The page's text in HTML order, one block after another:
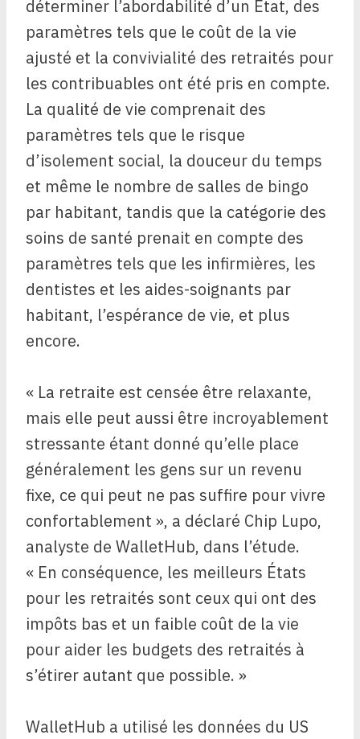
déterminer l’abordabilité d’un État, des
paramètres tels que le coût de la vie
ajusté et la convivialité des retraités pour
les contribuables ont été pris en compte.
La qualité de vie comprenait des
paramètres tels que le risque
d’isolement social, la douceur du temps
et même le nombre de salles de bingo
par habitant, tandis que la catégorie des
soins de santé prenait en compte des
paramètres tels que les infirmières, les
dentistes et les aides-soignants par
habitant, l’espérance de vie, et plus
encore.
« La retraite est censée être relaxante,
mais elle peut aussi être incroyablement
stressante étant donné qu’elle place
généralement les gens sur un revenu
fixe, ce qui peut ne pas suffire pour vivre
confortablement », a déclaré Chip Lupo,
analyste de WalletHub, dans l’étude.
« En conséquence, les meilleurs États
pour les retraités sont ceux qui ont des
impôts bas et un faible coût de la vie
pour aider les budgets des retraités à
s’étirer autant que possible. »
WalletHub a utilisé les données du US